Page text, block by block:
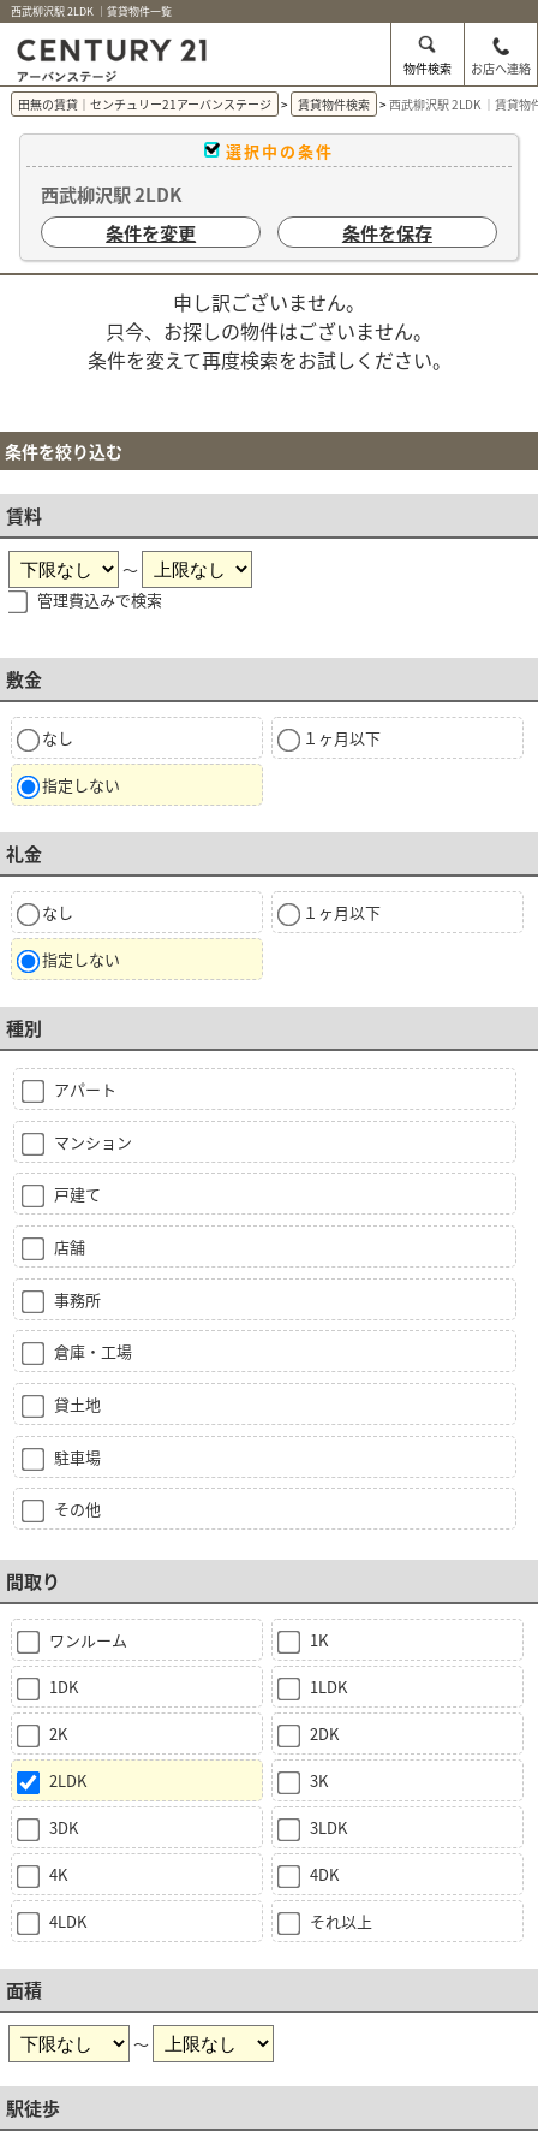
西武柳沢駅 2LDK ｜賃貸物件一覧
物件検索
お店へ連絡
田無の賃貸｜センチュリー21アーバンステージ
賃貸物件検索 西武柳沢駅 2LDK ｜賃貸物
選択中の条件
西武柳沢駅 2LDK
条件を変更
条件を保存
申し訳ございません。
只今、お探しの物件はございません。
条件を変えて再度検索をお試しください。
条件を絞り込む
賃料
～
管理費込みで検索
敷金
なし １ヶ月以下
指定しない
礼金
なし １ヶ月以下
指定しない
種別
アパート
マンション
戸建て
店舗
事務所
倉庫・工場
貸土地
駐車場
その他
間取り
ワンルーム 1K
1DK 1LDK
2K 2DK
2LDK 3K
3DK 3LDK
4K 4DK
4LDK それ以上
面積
～
駅徒歩